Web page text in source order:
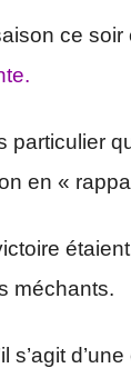
ce
particulier
en «
méchants.
s’agit